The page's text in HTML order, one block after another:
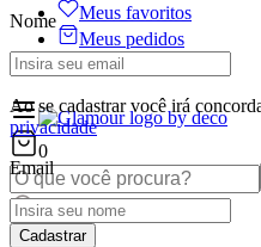
Meus favoritos
Meus pedidos
Blog
0
Nome
Ao se cadastrar você irá
privacidade
Email
Cadastrar